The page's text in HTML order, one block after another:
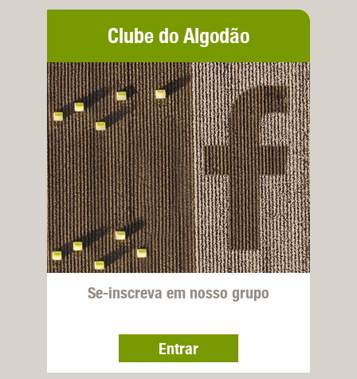
Clube do Algodão
Se-inscreva em nosso grupo
Entrar